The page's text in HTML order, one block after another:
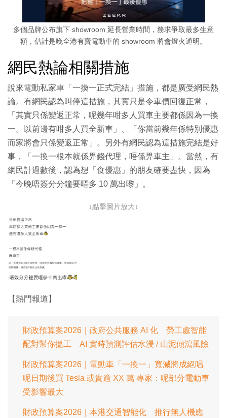
多個品牌公布旗下 showroom 延長營業時間，務求爭取最多生意
額，估計是晚全港有賣電動車的 showroom 將會燈火通明。
網民熱論相關措施
說來電動私家車「一換一正式完結」措施，都是廣受網民熱
論。有網民認為叫停這措施，其實只是令車價回復正常，
「其實只係變返正常，呢幾年咁多人買車主要都係因為一換
一。以前邊有咁多人買全新車」、「你當前幾年係特別優惠
而家將會只係變返正常」。另外有網民認為這措施完結是好
事，「一換一根本就係畀錢代理，唔係畀車主」。當然，有
網民計過數後，認為想「食優惠」的朋友確要盡快，因為
「今晚唔簽分分鐘要嘔多 10 萬出嚟」。
↓點擊圖片放大↓
【熱門報道】
財政預算案2026｜政府公共服務 AI 化 勞工處智能
配對幫你搵工 AI 實時預測評估水浸 / 山泥傾瀉風險
財政預算案2026｜電動車「一換一」寬減將成絕唱
呢日期後買 Tesla 或貴逾 XX 萬 專家：呢部分電動車
受影響最大
財政預算案2026｜本港交通智能化 推行無人機應